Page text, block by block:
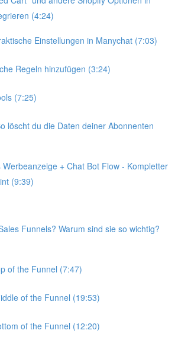
(4:24)
Einstellungen in Manychat (7:03)
Regeln hinzufügen (3:24)
(7:25)
löscht du die Daten deiner Abonnenten
Werbeanzeige + Chat Bot Flow - Kompletter
(9:39)
Funnels? Warum sind sie so wichtig?
of the Funnel (7:47)
of the Funnel (19:53)
of the Funnel (12:20)